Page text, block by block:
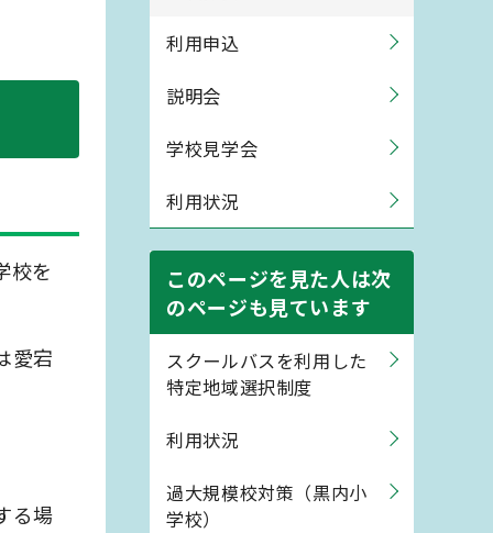
校を
愛宕
る場
利用申込
説明会
学校見学会
利用状況
このページを見た人は次
のページも見ています
スクールバスを利用した
特定地域選択制度
利用状況
過大規模校対策（黒内小
学校）